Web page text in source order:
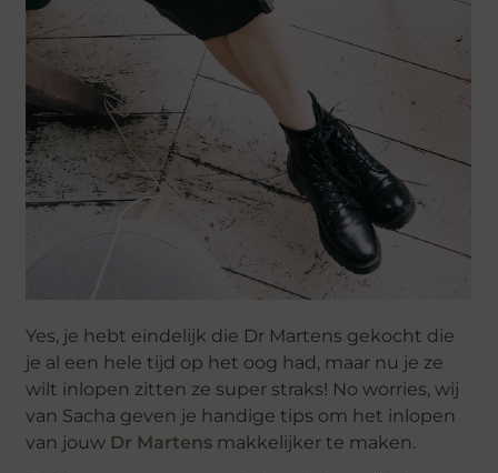
Yes, je hebt eindelijk die Dr Martens gekocht die
je al een hele tijd op het oog had, maar nu je ze
wilt inlopen zitten ze super straks! No worries, wij
van Sacha geven je handige tips om het inlopen
van jouw Dr Martens makkelijker te maken.